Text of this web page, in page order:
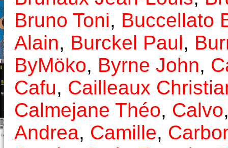
Bruno Toni, Buccellato
Alain, Burckel Paul,
ByMöko, Byrne John,
Cafu, Cailleaux
Calmejane Théo, Calvo
Andrea, Camille,